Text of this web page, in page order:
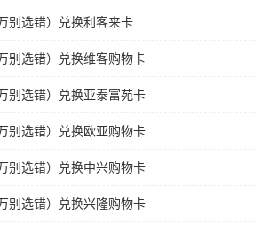
别选错）兑换利客来卡
别选错）兑换维客购物卡
别选错）兑换亚泰富苑卡
别选错）兑换欧亚购物卡
别选错）兑换中兴购物卡
别选错）兑换兴隆购物卡